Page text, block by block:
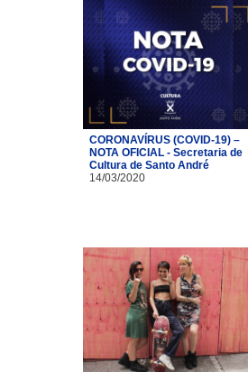
CORONAVÍRUS (COVID-19) –
NOTA OFICIAL - Secretaria de
Cultura de Santo André
14/03/2020